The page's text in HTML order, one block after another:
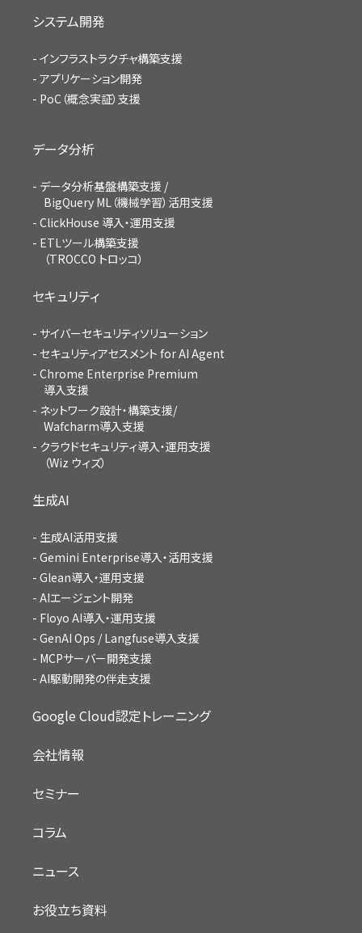
システム開発
インフラストラクチャ構築支援
アプリケーション開発
PoC（概念実証）支援
データ分析
データ分析基盤構築支援 /
BigQuery ML（機械学習）活用支援
ClickHouse 導入・運用支援
ETLツール構築支援
（TROCCO トロッコ）
セキュリティ
サイバーセキュリティソリューション
セキュリティアセスメント for AI Agent
Chrome Enterprise Premium
導入支援
ネットワーク設計・構築支援/
Wafcharm導入支援
クラウドセキュリティ導入・運用支援
（Wiz ウィズ）
生成AI
生成AI活用支援
Gemini Enterprise導入・活用支援
Glean導入・運用支援
AIエージェント開発
Floyo AI導入・運用支援
GenAI Ops / Langfuse導入支援
MCPサーバー開発支援
AI駆動開発の伴走支援
Google Cloud認定トレーニング
会社情報
セミナー
コラム
ニュース
お役立ち資料